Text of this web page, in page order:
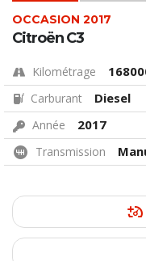
OCCASION 2017
Citroën C3
Kilométrage
Carburant Diesel
Année 2017
Transmission